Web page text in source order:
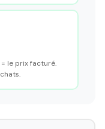
le prix facturé.